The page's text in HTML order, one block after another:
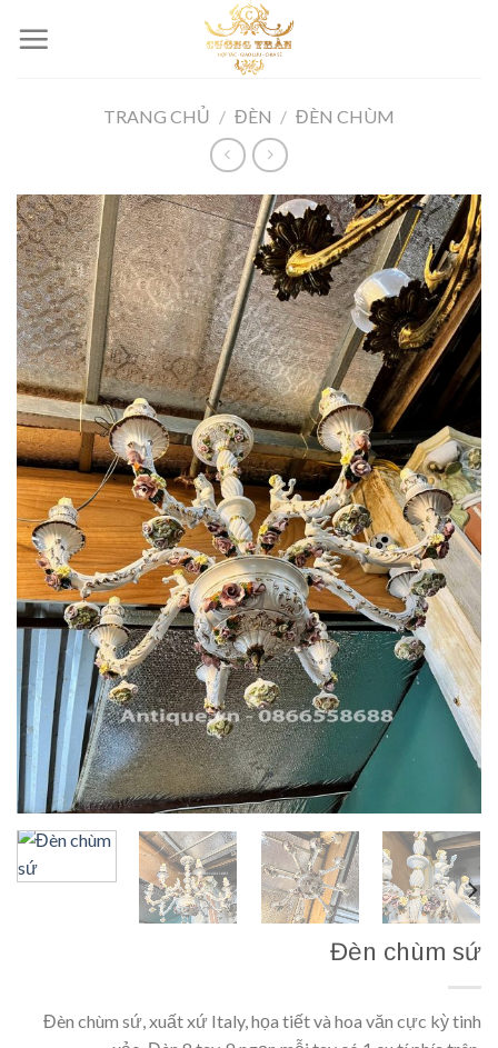
TRANG CHỦ / ĐÈN / ĐÈN CHÙM
Đèn chùm sứ
Đèn chùm sứ, xuất xứ Italy, họa tiết và hoa văn cực kỳ tinh